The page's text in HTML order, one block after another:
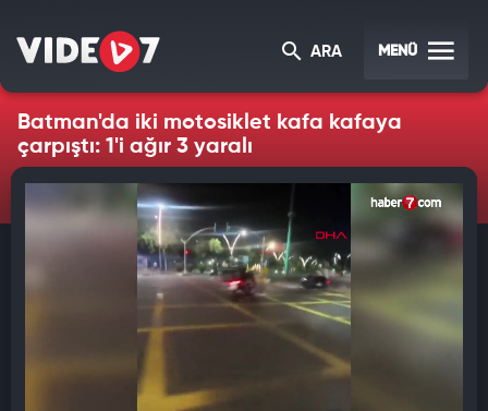
ARA MENÜ
Batman'da iki motosiklet kafa kafaya
çarpıştı: 1'i ağır 3 yaralı